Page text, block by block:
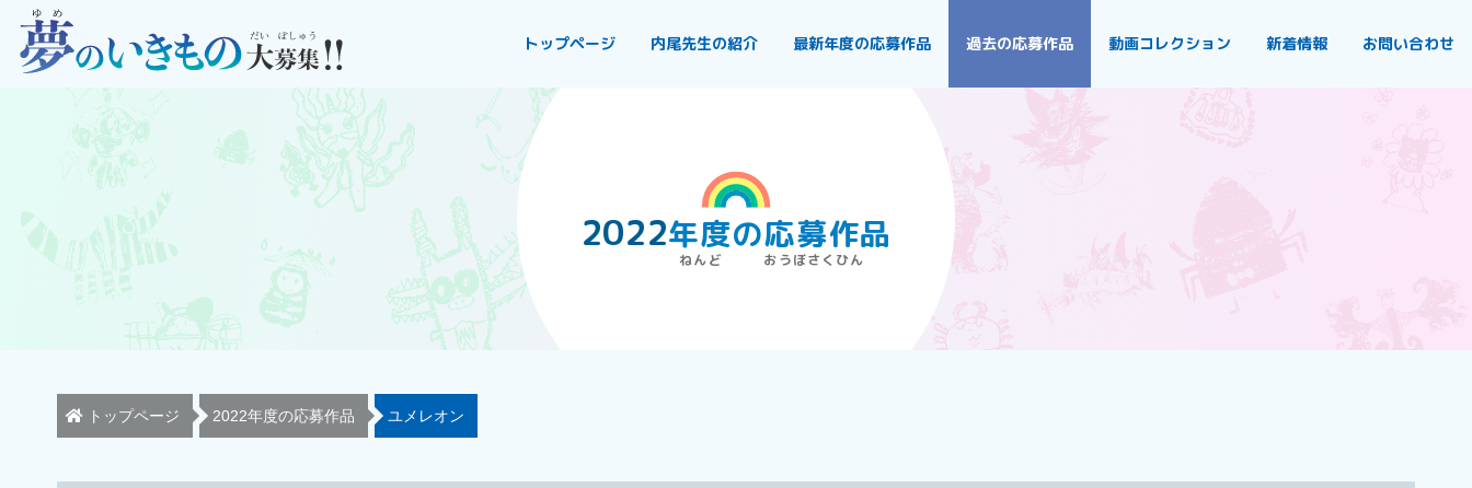
トップページ 内尾先生の紹介 最新年度の応募作品 過去の応募作品 動画コレクション 新着情報 お問い合わせ
2022年度の応募作品
トップページ 2022年度の応募作品 ユメレオン